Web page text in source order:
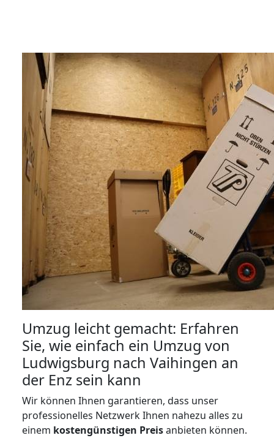
Umzug leicht gemacht: Erfahren
Sie, wie einfach ein Umzug von
Ludwigsburg nach Vaihingen an
der Enz sein kann
Wir können Ihnen garantieren, dass unser
professionelles Netzwerk Ihnen nahezu alles zu
einem kostengünstigen Preisanbieten können.